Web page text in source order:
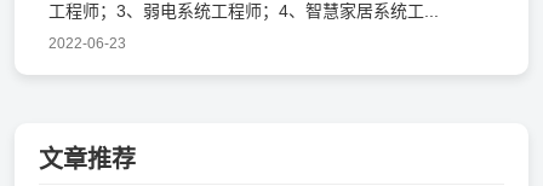
工程师；3、弱电系统工程师；4、智慧家居系统工...
2022-06-23
文章推荐